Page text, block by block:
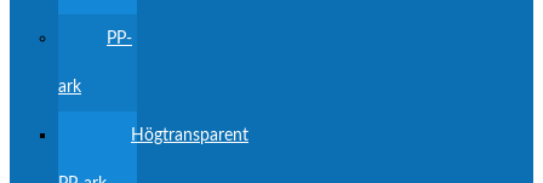
PP-
ark
Högtransparent